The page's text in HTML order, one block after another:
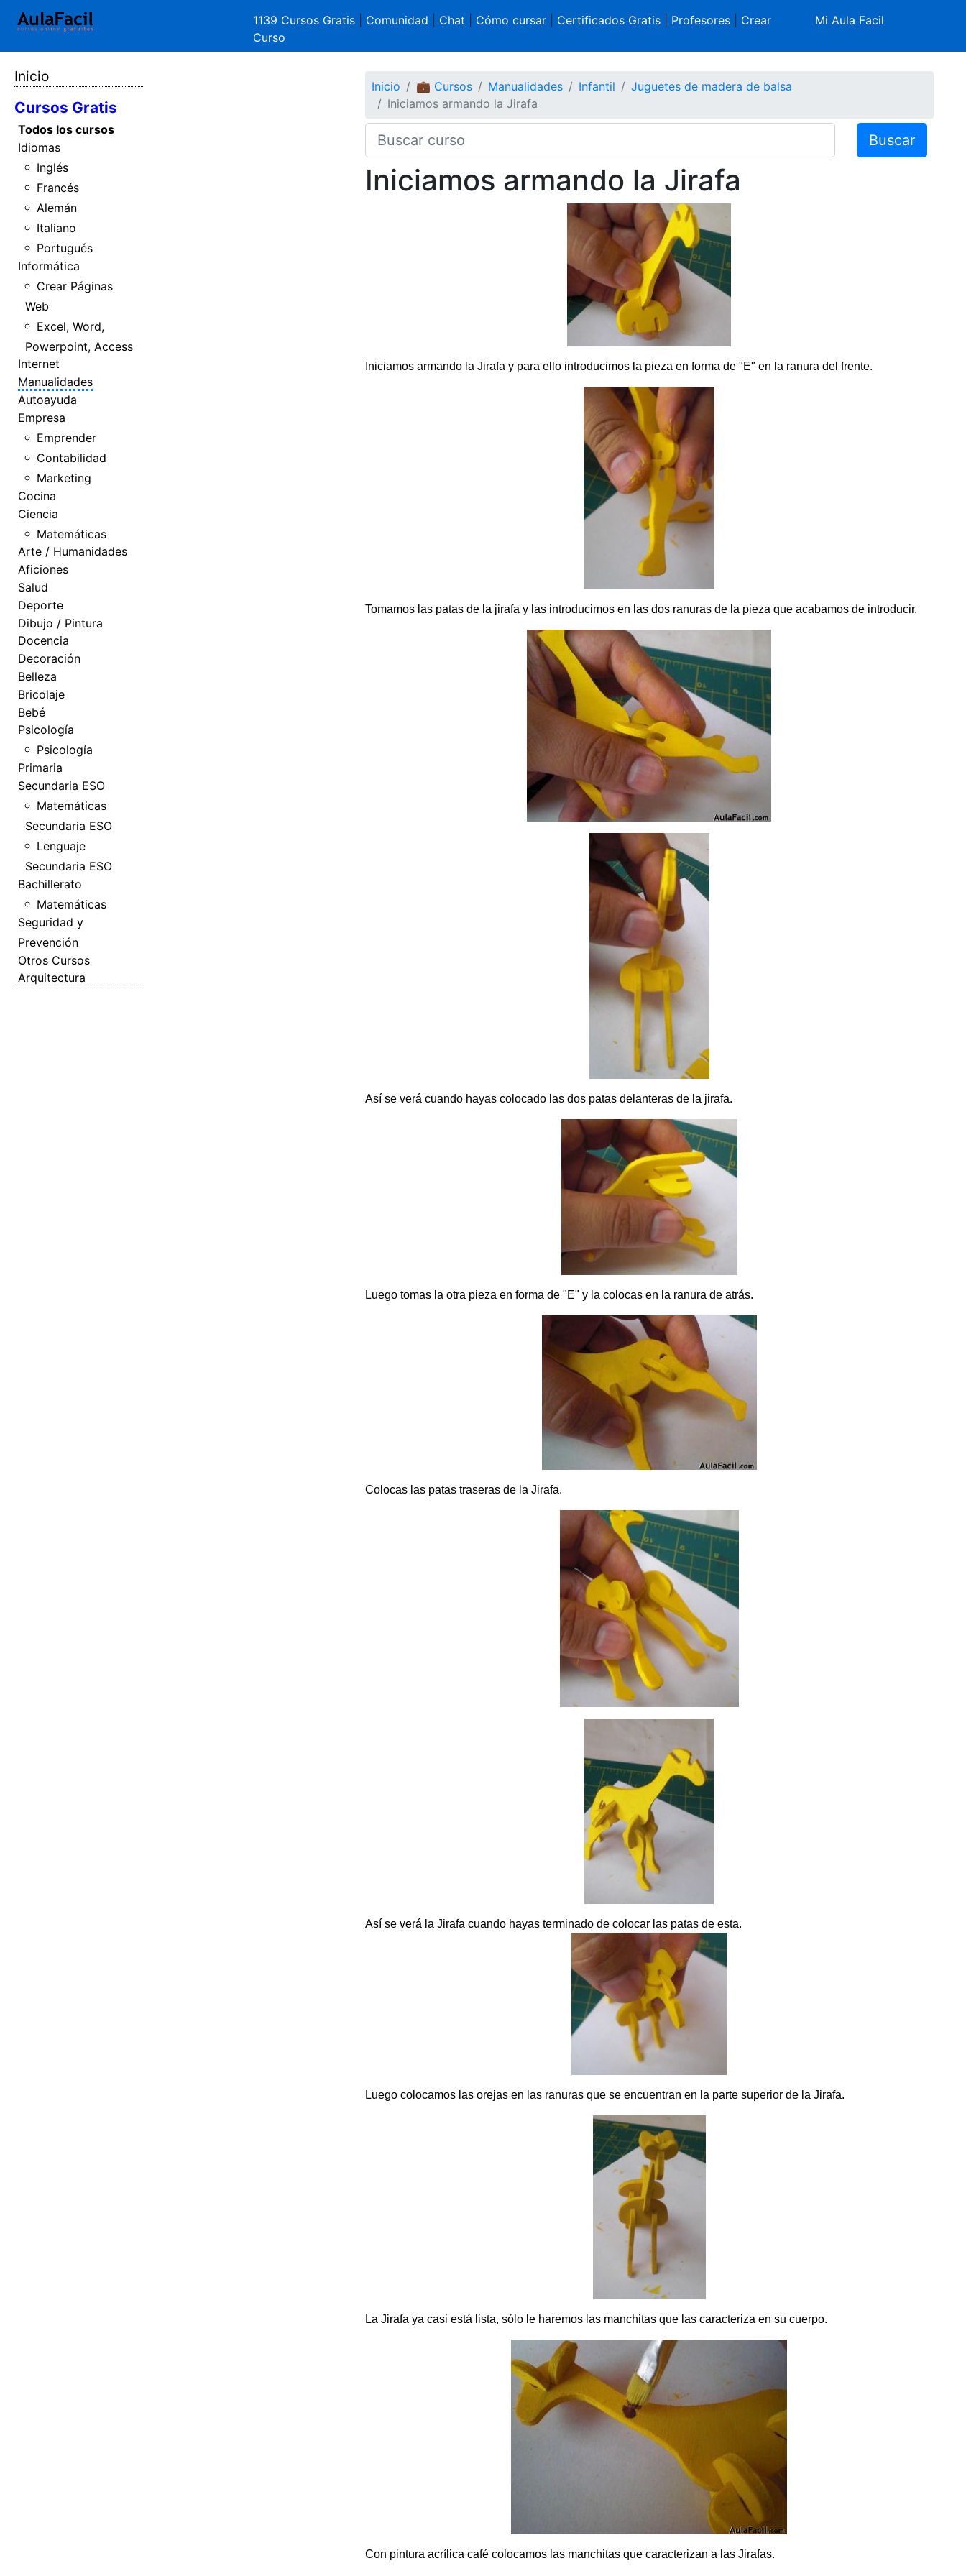
1139 Cursos Gratis Comunidad Chat Cómo cursar| Certificados Gratis| Profesores| Crear
Curso
Mi Aula Facil
Inicio
Cursos Gratis
Todos los cursos
Idiomas
Inglés
Francés
Alemán
Italiano
Portugués
Informática
Crear Páginas
Web
Excel, Word,
Powerpoint, Access
Internet
Manualidades
Autoayuda
Empresa
Emprender
Contabilidad
Marketing
Cocina
Ciencia
Matemáticas
Arte / Humanidades
Aficiones
Salud
Deporte
Dibujo / Pintura
Docencia
Decoración
Belleza
Bricolaje
Bebé
Psicología
Psicología
Primaria
Secundaria ESO
Matemáticas
Secundaria ESO
Lenguaje
Secundaria ESO
Bachillerato
Matemáticas
Seguridad y
Prevención
Otros Cursos
Arquitectura
Inicio 💼 Cursos Manualidades Infantil
Juguetes de madera de balsa
Iniciamos armando la Jirafa
Buscar
Iniciamos armando la Jirafa
Iniciamos armando la Jirafa y para ello introducimos la pieza en forma de "E" en la ranura del frente.
Tomamos las patas de la jirafa y las introducimos en las dos ranuras de la pieza que acabamos de introducir.
Así se verá cuando hayas colocado las dos patas delanteras de la jirafa.
Luego tomas la otra pieza en forma de "E" y la colocas en la ranura de atrás.
Colocas las patas traseras de la Jirafa.
Así se verá la Jirafa cuando hayas terminado de colocar las patas de esta.
Luego colocamos las orejas en las ranuras que se encuentran en la parte superior de la Jirafa.
La Jirafa ya casi está lista, sólo le haremos las manchitas que las caracteriza en su cuerpo.
Con pintura acrílica café colocamos las manchitas que caracterizan a las Jirafas.